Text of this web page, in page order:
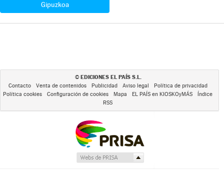
Gipuzkoa
© EDICIONES EL PAÍS S.L.
Contacto Venta de contenidos Publicidad Aviso legal
Política de privacidad
Política cookies
Configuración de cookies Mapa EL PAÍS en KIOSKOyMÁS
Índice
RSS